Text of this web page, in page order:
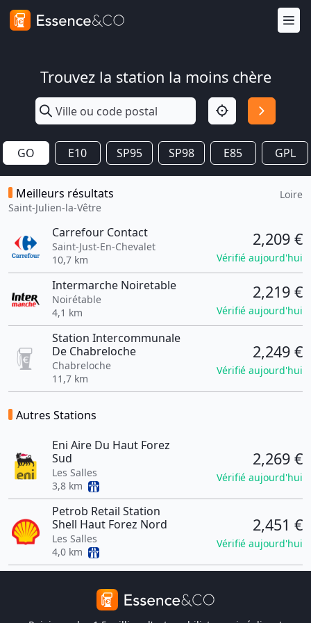
Trouvez la station la moins chère
GO E10 SP95 SP98 E85 GPL
Meilleurs résultats
Saint-Julien-la-Vêtre
Loire
Carrefour Contact
Saint-Just-En-Chevalet
10,7 km
2,209 €
Vérifié aujourd'hui
Intermarche Noiretable
Noirétable
4,1 km
2,219 €
Vérifié aujourd'hui
Station Intercommunale
De Chabreloche
Chabreloche
11,7 km
2,249 €
Vérifié aujourd'hui
Autres Stations
Eni Aire Du Haut Forez
Sud
Les Salles
3,8 km
2,269 €
Vérifié aujourd'hui
Petrob Retail Station
Shell Haut Forez Nord
Les Salles
4,0 km
2,451 €
Vérifié aujourd'hui